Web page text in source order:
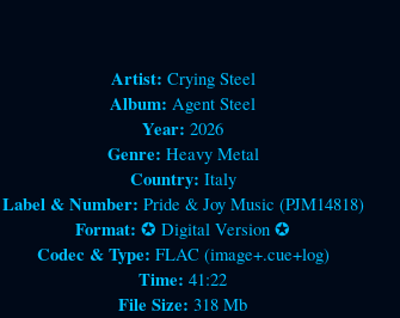
Artist: Crying Steel
Album: Agent Steel
Year: 2026
Genre: Heavy Metal
Country: Italy
Label & Number: Pride & Joy Music (PJM14818)
Format: ✪ Digital Version ✪
Codec & Type: FLAC (image+.cue+log)
Time: 41:22
File Size: 318 Mb